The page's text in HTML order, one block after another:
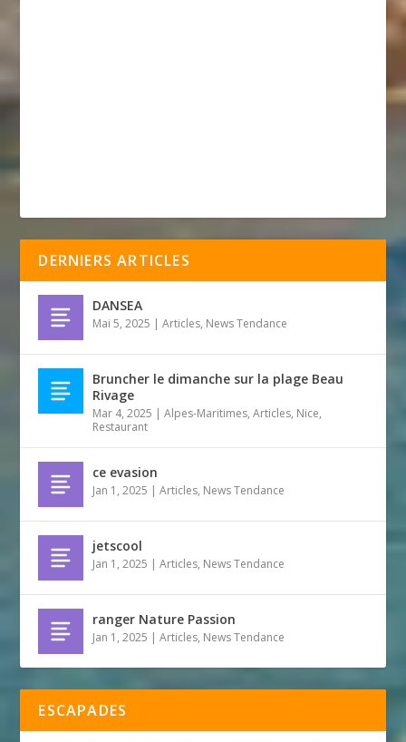
DERNIERS ARTICLES
DANSEA
Mai 5, 2025 |Articles, News Tendance
Bruncher le dimanche sur la plage Beau
Rivage
Mar 4, 2025 |Alpes-Maritimes,Articles, Nice,
Restaurant
ce evasion
Jan 1, 2025 |Articles, News Tendance
jetscool
Jan 1, 2025 |Articles, News Tendance
ranger Nature Passion
Jan 1, 2025 |Articles, News Tendance
ESCAPADES